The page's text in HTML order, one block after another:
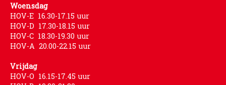
Woensdag
HOV-E 16.30-17.15 uur
HOV-D 17.30-18.15 uur
HOV-C 18.30-19.30 uur
HOV-A 20.00-22.15 uur
Vrijdag
HOV-O 16.15-17.45 uur